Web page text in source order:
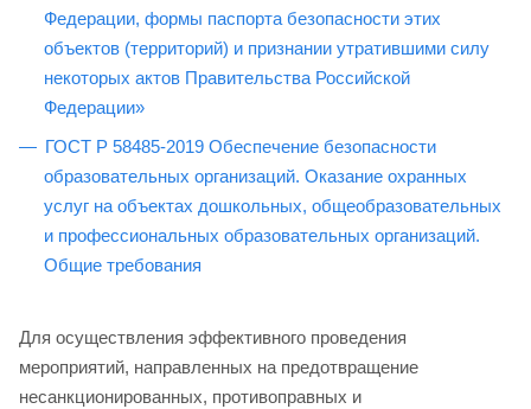
Федерации, формы паспорта безопасности этих
объектов (территорий) и признании утратившими силу
некоторых актов Правительства Российской
Федерации»
ГОСТ Р 58485-2019 Обеспечение безопасности
образовательных организаций. Оказание охранных
услуг на объектах дошкольных, общеобразовательных
и профессиональных образовательных организаций.
Общие требования
Для осуществления эффективного проведения
мероприятий, направленных на предотвращение
несанкционированных, противоправных и